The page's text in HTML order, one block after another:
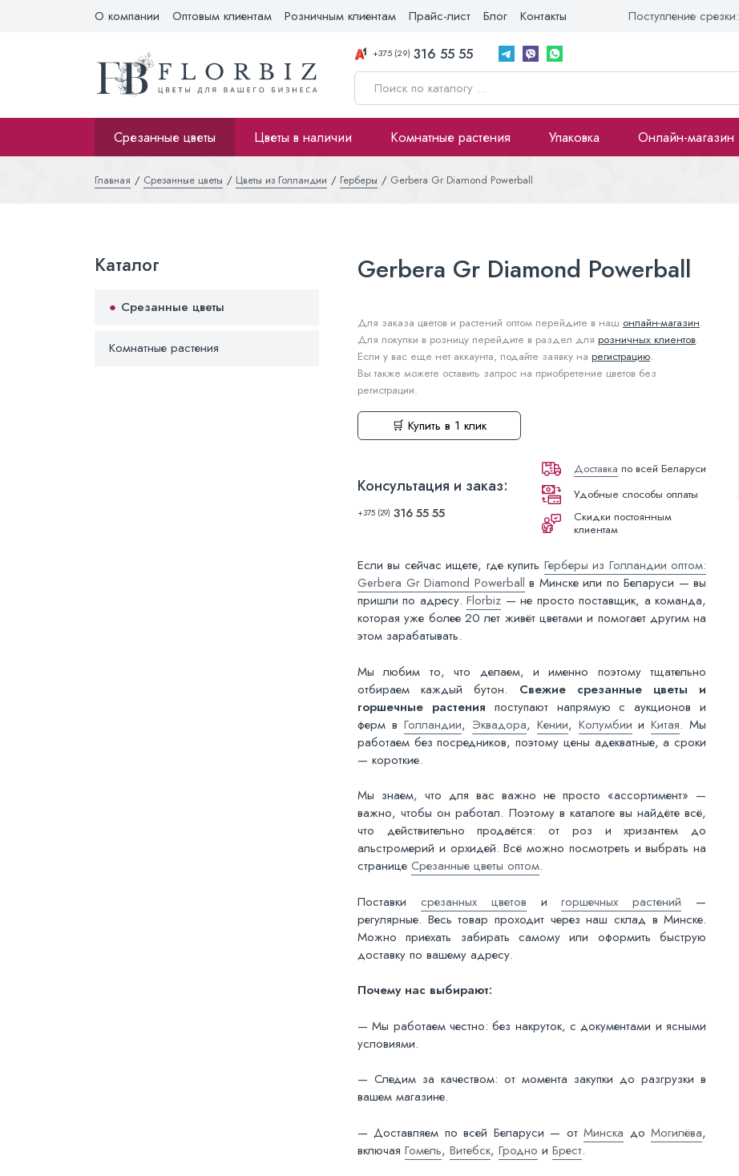
О компании Оптовым клиентам Розничным клиентам Прайс-лист Блог Контакты Поступление срезки:
+375 (29) 316 55 55
Срезанные цветы Цветы в наличии Комнатные растения Упаковка Онлайн-магазин
Главная Срезанные цветы Цветы из Голландии Герберы Gerbera Gr Diamond Powerball
Каталог
Срезанные цветы
Комнатные растения
Gerbera Gr Diamond Powerball
Для заказа цветов и растений оптом перейдите в наш онлайн-магазин.
Для покупки в розницу перейдите в раздел для розничных клиентов.
Если у вас еще нет аккаунта, подайте заявку на регистрацию.
Вы также можете оставить запрос на приобретение цветов без
регистрации.
🛒 Купить в 1 клик
Консультация и заказ:
+375 (29) 316 55 55
Доставка по всей Беларуси
Удобные способы оплаты
Скидки постоянным
клиентам
Если вы сейчас ищете, где купить Герберы из Голландии оптом:
Gerbera Gr Diamond Powerball в Минске или по Беларуси — вы
пришли по адресу.Florbiz — не просто поставщик, а команда,
которая уже более 20 лет живёт цветами и помогает другим на
этом зарабатывать.
Мы любим то, что делаем, и именно поэтому тщательно
отбираем каждый бутон. Свежие срезанные цветы и
горшечные растения поступают напрямую с аукционов и
ферм в Голландии, Эквадора, Кении, Колумбии иКитая. Мы
работаем без посредников, поэтому цены адекватные, а сроки
— короткие.
Мы знаем, что для вас важно не просто «ассортимент» —
важно, чтобы он работал. Поэтому в каталоге вы найдёте всё,
что действительно продаётся: от роз и хризантем до
альстромерий и орхидей. Всё можно посмотреть и выбрать на
странице Срезанные цветы оптом.
Поставки срезанных цветов игоршечных растений —
регулярные. Весь товар проходит через наш склад в Минске.
Можно приехать забирать самому или оформить быструю
доставку по вашему адресу.
Почему нас выбирают:
— Мы работаем честно: без накруток, с документами и ясными
условиями.
— Следим за качеством: от момента закупки до разгрузки в
вашем магазине.
— Доставляем по всей Беларуси — отМинска доМогилёва,
включая Гомель, Витебск, Гродно и Брест.